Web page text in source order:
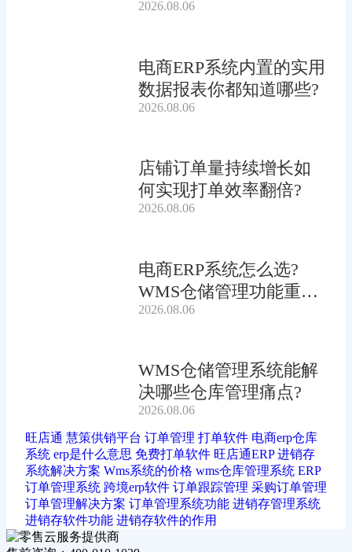
2026.08.06
电商ERP系统内置的实用
数据报表你都知道哪些?
2026.08.06
店铺订单量持续增长如
何实现打单效率翻倍?
2026.08.06
电商ERP系统怎么选?
WMS仓储管理功能重要
吗?
2026.08.06
WMS仓储管理系统能解
决哪些仓库管理痛点?
2026.08.06
旺店通 慧策供销平台 订单管理 打单软件 电商erp仓库
系统 erp是什么意思 免费打单软件 旺店通ERP 进销存
系统解决方案 Wms系统的价格 wms仓库管理系统 ERP
订单管理系统 跨境erp软件 订单跟踪管理 采购订单管理
订单管理解决方案 订单管理系统功能 进销存管理系统
进销存软件功能 进销存软件的作用